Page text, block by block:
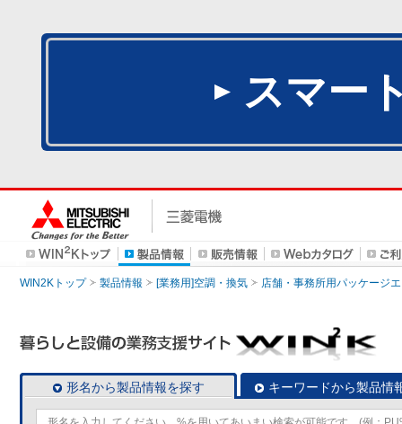
スマー
WIN2Kトップ 製品情報 [業務用]空調・換気 店舗・事務所用パッケージ
形名から製品情報を探す キーワードから製品情